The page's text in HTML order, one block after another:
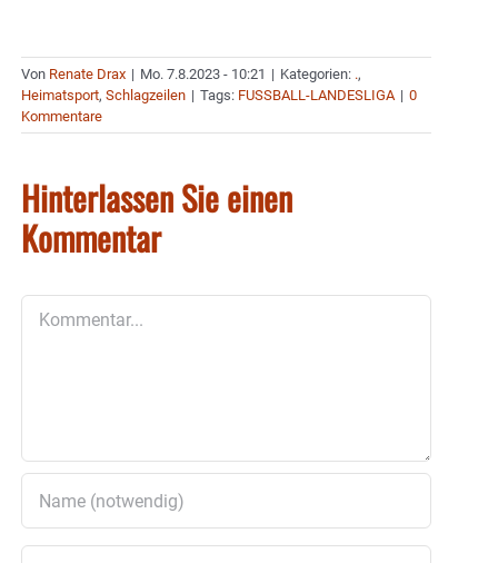
Von Renate Drax | Mo. 7.8.2023 - 10:21 | Kategorien: .,
Heimatsport, Schlagzeilen | Tags: FUSSBALL-LANDESLIGA | 0
Kommentare
Hinterlassen Sie einen
Kommentar